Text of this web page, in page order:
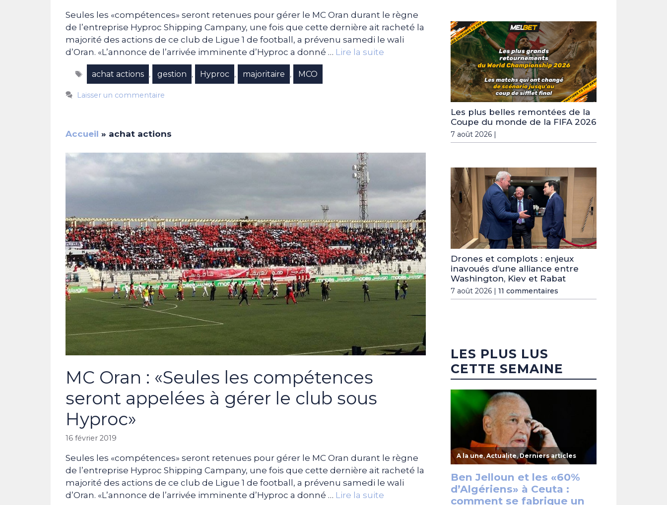
Seules les «compétences» seront retenues pour gérer le MC Oran durant le règne
de l’entreprise Hyproc Shipping Campany, une fois que cette dernière ait racheté la
majorité des actions de ce club de Ligue 1 de football, a prévenu samedi le wali
d’Oran. «L’annonce de l’arrivée imminente d’Hyproc a donné … Lire la suite
Étiquettes
achat actions , gestion , Hyproc , majoritaire , MCO
Laisser un commentaire
Accueil » achat actions
MC Oran : «Seules les compétences
seront appelées à gérer le club sous
Hyproc»
16 février 2019
Seules les «compétences» seront retenues pour gérer le MC Oran durant le règne
de l’entreprise Hyproc Shipping Campany, une fois que cette dernière ait racheté la
majorité des actions de ce club de Ligue 1 de football, a prévenu samedi le wali
d’Oran. «L’annonce de l’arrivée imminente d’Hyproc a donné … Lire la suite
Les plus belles remontées de la
Coupe du monde de la FIFA 2026
7 août 2026 |
Drones et complots : enjeux
inavoués d’une alliance entre
Washington, Kiev et Rabat
7 août 2026 | 11 commentaires
LES PLUS LUS
CETTE SEMAINE